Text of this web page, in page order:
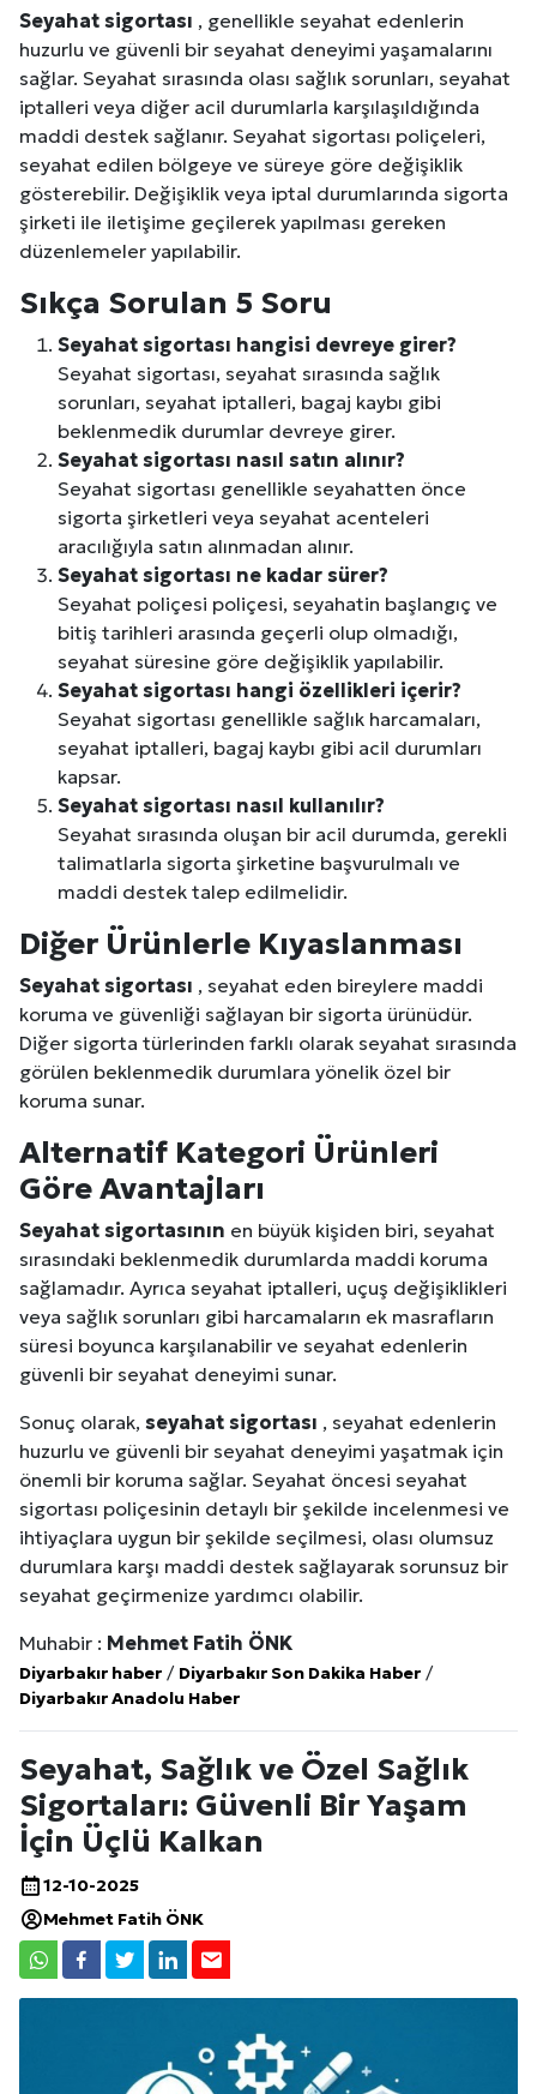
Seyahat sigortası , genellikle seyahat edenlerin
huzurlu ve güvenli bir seyahat deneyimi yaşamalarını
sağlar. Seyahat sırasında olası sağlık sorunları, seyahat
iptalleri veya diğer acil durumlarla karşılaşıldığında
maddi destek sağlanır. Seyahat sigortası poliçeleri,
seyahat edilen bölgeye ve süreye göre değişiklik
gösterebilir. Değişiklik veya iptal durumlarında sigorta
şirketi ile iletişime geçilerek yapılması gereken
düzenlemeler yapılabilir.
Sıkça Sorulan 5 Soru
Seyahat sigortası hangisi devreye girer?
Seyahat sigortası, seyahat sırasında sağlık
sorunları, seyahat iptalleri, bagaj kaybı gibi
beklenmedik durumlar devreye girer.
Seyahat sigortası nasıl satın alınır?
Seyahat sigortası genellikle seyahatten önce
sigorta şirketleri veya seyahat acenteleri
aracılığıyla satın alınmadan alınır.
Seyahat sigortası ne kadar sürer?
Seyahat poliçesi poliçesi, seyahatin başlangıç ​​ve
bitiş tarihleri ​​arasında geçerli olup olmadığı,
seyahat süresine göre değişiklik yapılabilir.
Seyahat sigortası hangi özellikleri içerir?
Seyahat sigortası genellikle sağlık harcamaları,
seyahat iptalleri, bagaj kaybı gibi acil durumları
kapsar.
Seyahat sigortası nasıl kullanılır?
Seyahat sırasında oluşan bir acil durumda, gerekli
talimatlarla sigorta şirketine başvurulmalı ve
maddi destek talep edilmelidir.
Diğer Ürünlerle Kıyaslanması
Seyahat sigortası , seyahat eden bireylere maddi
koruma ve güvenliği sağlayan bir sigorta ürünüdür.
Diğer sigorta türlerinden farklı olarak seyahat sırasında
görülen beklenmedik durumlara yönelik özel bir
koruma sunar.
Alternatif Kategori Ürünleri
Göre Avantajları
Seyahat sigortasının en büyük kişiden biri, seyahat
sırasındaki beklenmedik durumlarda maddi koruma
sağlamadır. Ayrıca seyahat iptalleri, uçuş değişiklikleri
veya sağlık sorunları gibi harcamaların ek masrafların
süresi boyunca karşılanabilir ve seyahat edenlerin
güvenli bir seyahat deneyimi sunar.
Sonuç olarak, seyahat sigortası , seyahat edenlerin
huzurlu ve güvenli bir seyahat deneyimi yaşatmak için
önemli bir koruma sağlar. Seyahat öncesi seyahat
sigortası poliçesinin detaylı bir şekilde incelenmesi ve
ihtiyaçlara uygun bir şekilde seçilmesi, olası olumsuz
durumlara karşı maddi destek sağlayarak sorunsuz bir
seyahat geçirmenize yardımcı olabilir.
Muhabir : Mehmet Fatih ÖNK
Diyarbakır haber / Diyarbakır Son Dakika Haber /
Diyarbakır Anadolu Haber
Seyahat, Sağlık ve Özel Sağlık
Sigortaları: Güvenli Bir Yaşam
İçin Üçlü Kalkan
12-10-2025
Mehmet Fatih ÖNK